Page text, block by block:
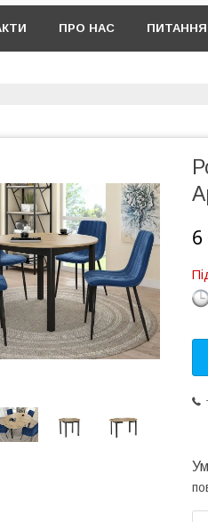
ПРО НАС ПИТАННЯ
6